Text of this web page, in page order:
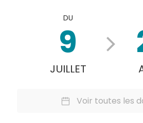
DU
9
JUILLET
Voir toutes les